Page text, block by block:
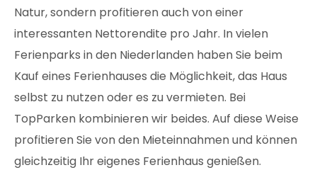
Natur, sondern profitieren auch von einer
interessanten Nettorendite pro Jahr. In vielen
Ferienparks in den Niederlanden haben Sie beim
Kauf eines Ferienhauses die Möglichkeit, das Haus
selbst zu nutzen oder es zu vermieten. Bei
TopParken kombinieren wir beides. Auf diese Weise
profitieren Sie von den Mieteinnahmen und können
gleichzeitig Ihr eigenes Ferienhaus genießen.